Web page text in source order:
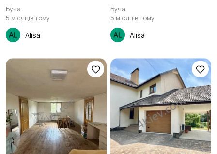
Буча
5 місяців тому
Alisa
Буча
5 місяців тому
Alisa